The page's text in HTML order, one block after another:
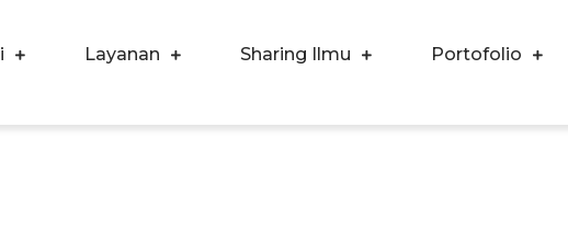
Layanan Sharing Ilmu Portofolio